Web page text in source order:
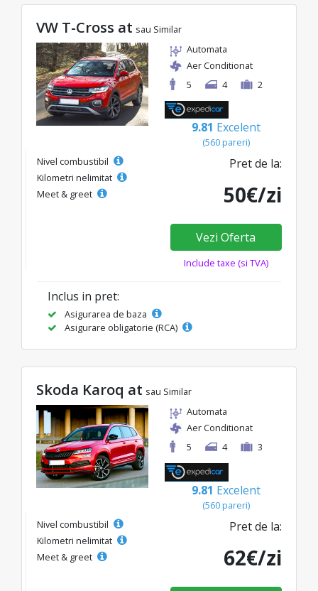
VW T-Cross at sau Similar
Automata
Aer Conditionat
5
4 2
9.81 Excelent
(560 pareri)
Nivel combustibil
Kilometri nelimitat
Meet & greet
Pret de la:
50€/zi
Vezi Oferta
Include taxe (si TVA)
Inclus in pret:
Asigurarea de baza
Asigurare obligatorie (RCA)
Skoda Karoq at sau Similar
Automata
Aer Conditionat
5
4 3
9.81 Excelent
(560 pareri)
Nivel combustibil
Kilometri nelimitat
Meet & greet
Pret de la:
62€/zi